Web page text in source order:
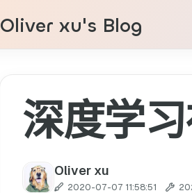
Oliver xu's Blog
深度学
Oliver xu
2020-07-07 11:58:51